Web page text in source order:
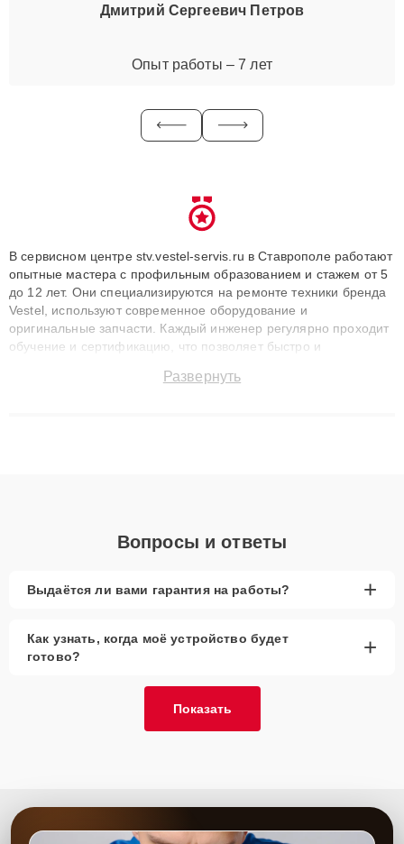
Дмитрий Сергеевич Петров
Опыт работы – 7 лет
В сервисном центре stv.vestel-servis.ru в Ставрополе работают
опытные мастера с профильным образованием и стажем от 5
до 12 лет. Они специализируются на ремонте техники бренда
Vestel, используют современное оборудование и
оригинальные запчасти. Каждый инженер регулярно проходит
обучение и сертификацию, что позволяет быстро и
сохранением гарантии до 3 лет. Наши мастера решают
Развернуть
Вопросы и ответы
Выдаётся ли вами гарантия на работы? +
Как узнать, когда моё устройство будет
готово?
+
Показать